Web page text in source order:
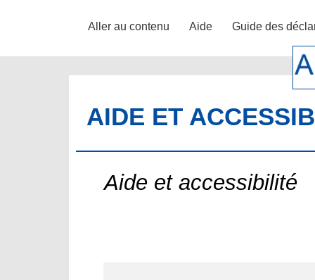
Aller au contenu Aide Guide des
AIDE ET
Aide et accessibilité